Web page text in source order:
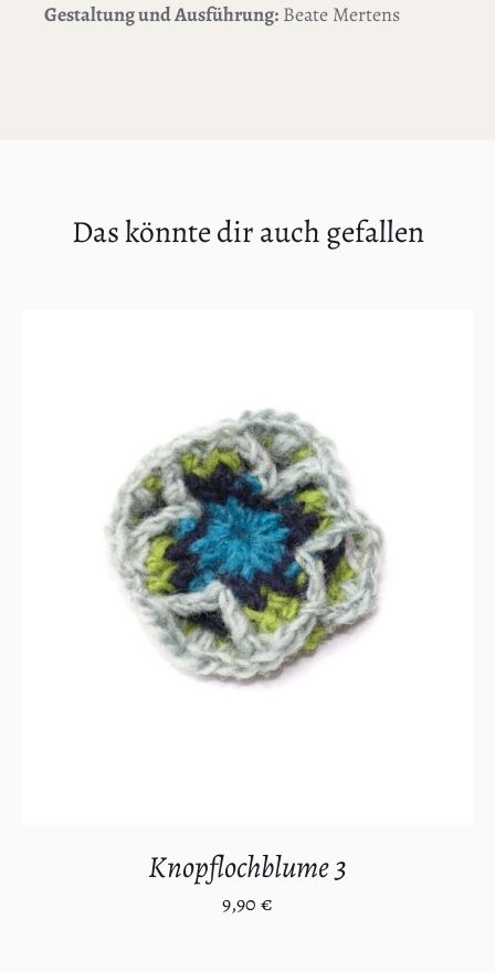
Gestaltung und Ausführung:Beate Mertens
Das könnte dir auch gefallen
IN DEN WARENKORB
/
Knopflochblume 3
9,90 €